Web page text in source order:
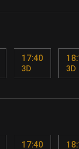
17:40
3D 3D
17:40